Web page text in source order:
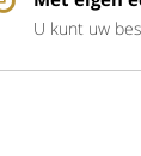
U kunt uw